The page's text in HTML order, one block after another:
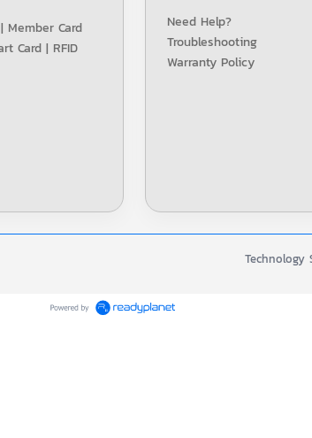
Member Card
Card | RFID
Need Help?
Troubleshooting
Warranty Policy
Technology